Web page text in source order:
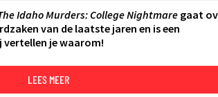
©
Idaho Murders: College Nightmaregaat
van de laatste jaren en is een
vertellen je waarom!
LEES MEER